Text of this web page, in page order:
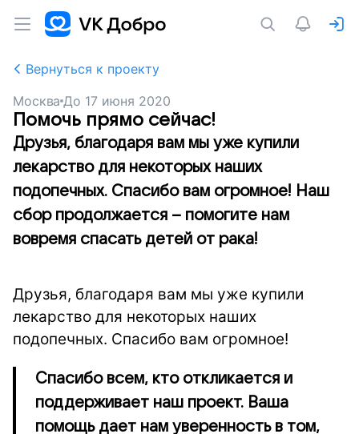
Вернуться к проекту
Москва До 17 июня 2020
Помочь прямо сейчас!
Друзья, благодаря вам мы уже купили
лекарство для некоторых наших
подопечных. Спасибо вам огромное! Наш
сбор продолжается – помогите нам
вовремя спасать детей от рака!
Друзья, благодаря вам мы уже купили
лекарство для некоторых наших
подопечных. Спасибо вам огромное!
Спасибо всем, кто откликается и
поддерживает наш проект. Ваша
помощь дает нам уверенность в том,